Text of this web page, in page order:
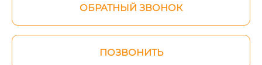
ОБРАТНЫЙ ЗВОНОК
ПОЗВОНИТЬ